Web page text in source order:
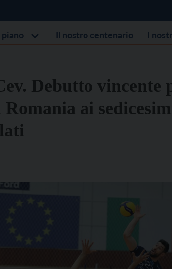
Il nostro centenario I
Debutto vincente
ai